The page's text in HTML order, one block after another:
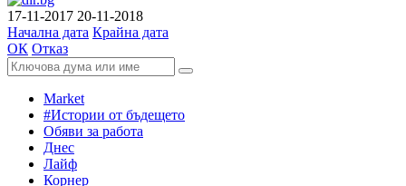
17-11-2017 20-11-2018
Начална дата Крайна дата
ОК Отказ
Market
#Истории от бъдещето
Обяви за работа
Днес
Лайф
Корнер